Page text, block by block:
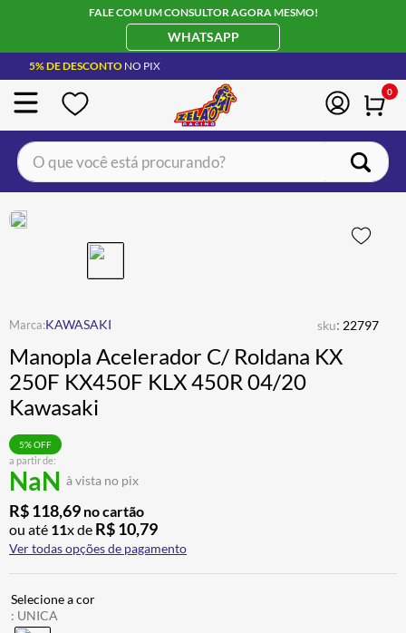
FALE COM UM CONSULTOR AGORA MESMO!
WHATSAPP
5% DE DESCONTO NO PIX
0
O que você está procurando?
KAWASAKI sku: 22797
Manopla Acelerador C/ Roldana KX
250F KX450F KLX 450R 04/20
Kawasaki
a partir de:
NaN à vista no pix
5% OFF
R$118,69 no cartão
ou até 11x de R$10,79
Ver todas opções de pagamento
: UNICA
BOTA
4º ÓCULOS SOLAR
5º LUVA
6º ALPINESTAR
7 º BAU
8º
9 º AIROH
10º BOTAS